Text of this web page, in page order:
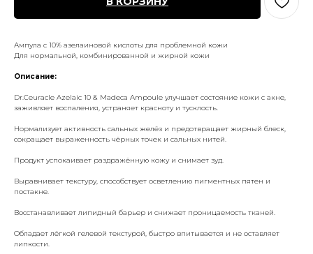
Ампула с 10% азелаиновой кислоты для проблемной кожи
Для нормальной, комбинированной и жирной кожи
Описание:
Dr.Ceuracle Azelaic 10 & Madeca Ampoule улучшает состояние кожи с акне,
заживляет воспаления, устраняет красноту и тусклость.
Нормализует активность сальных желёз и предотвращает жирный блеск,
сокращает выраженность чёрных точек и сальных нитей.
Продукт успокаивает раздражённую кожу и снимает зуд.
Выравнивает текстуру, способствует осветлению пигментных пятен и
постакне.
Восстанавливает липидный барьер и снижает проницаемость тканей.
Обладает лёгкой гелевой текстурой, быстро впитывается и не оставляет
липкости.